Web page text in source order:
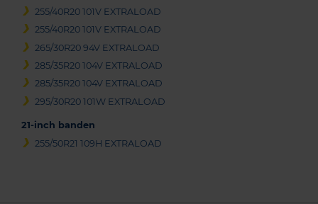
255/40R20 101V EXTRALOAD
255/40R20 101V EXTRALOAD
265/30R20 94V EXTRALOAD
285/35R20 104V EXTRALOAD
285/35R20 104V EXTRALOAD
295/30R20 101W EXTRALOAD
21-inch banden
255/50R21 109H EXTRALOAD